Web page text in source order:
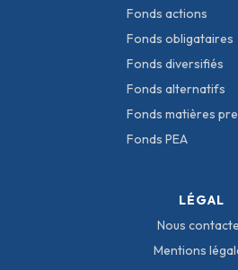
Fonds actions
Fonds obligataires
Fonds diversifiés
Fonds alternatifs
Fonds matières
Fonds PEA
LÉGAL
Nous
Mentions